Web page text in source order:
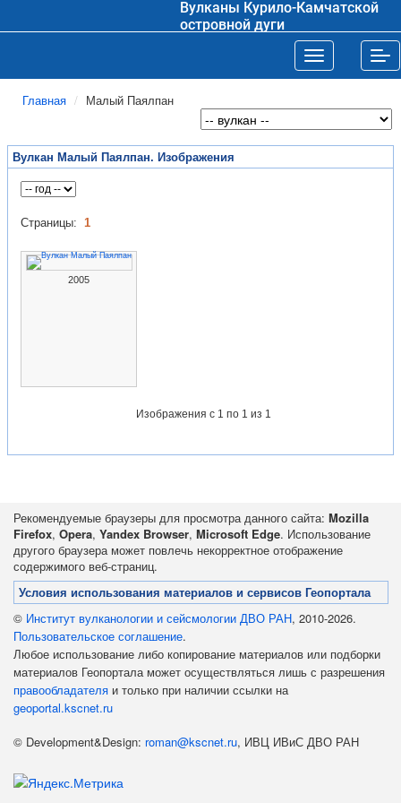
Вулканы Курило-Камчатской
островной дуги
Toggle
Главная Малый Паялпан
Вулкан Малый Паялпан. Изображения
Страницы: 1
2005
Изображения с 1 по 1 из 1
Рекомендуемые браузеры для просмотра данного сайта: Mozilla
Firefox, Opera, Yandex Browser, Microsoft Edge. Использование
другого браузера может повлечь некорректное отображение
содержимого веб-страниц.
Условия использования материалов и сервисов Геопортала
© Институт вулканологии и сейсмологии ДВО РАН, 2010-2026.
Пользовательское соглашение.
Любое использование либо копирование материалов или подборки
материалов Геопортала может осуществляться лишь с разрешения
правообладателя и только при наличии ссылки на
geoportal.kscnet.ru
© Development&Design: roman@kscnet.ru, ИВЦ ИВиС ДВО РАН